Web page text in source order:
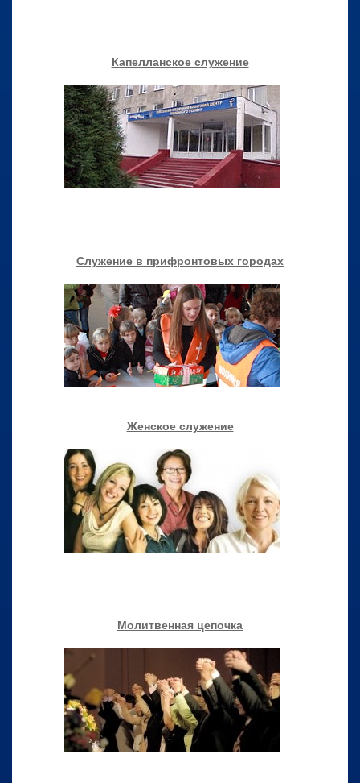
Капелланское служение
Служение в прифронтовых городах
Женское служение
Молитвенная цепочка